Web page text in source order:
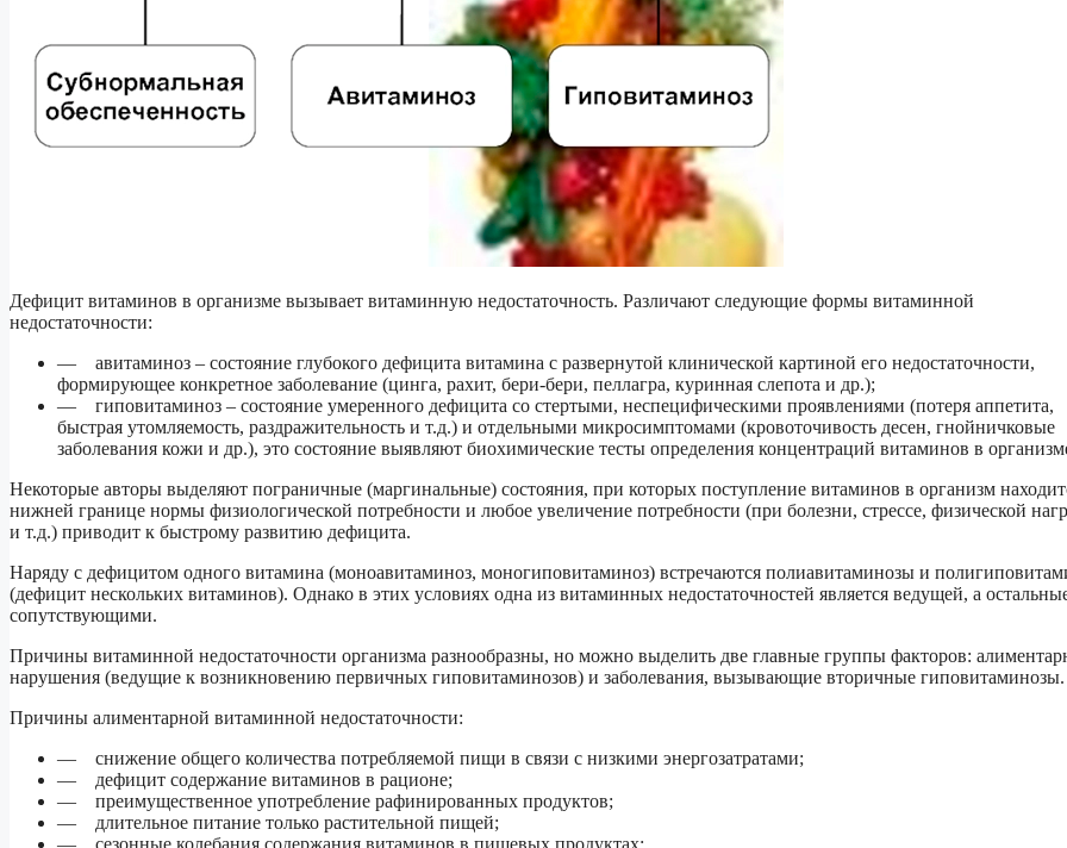
Дефицит витаминов в организме вызывает витаминную недостаточность. Различают следующие формы витаминной
недостаточности:
— авитаминоз – состояние глубокого дефицита витамина с развернутой клинической картиной его недостаточности,
формирующее конкретное заболевание (цинга, рахит, бери-бери, пеллагра, куринная слепота и др.);
— гиповитаминоз – состояние умеренного дефицита со стертыми, неспецифическими проявлениями (потеря аппетита,
быстрая утомляемость, раздражительность и т.д.) и отдельными микросимптомами (кровоточивость десен, гнойничковые
заболевания кожи и др.), это состояние выявляют биохимические тесты определения концентраций витаминов в
Некоторые авторы выделяют пограничные (маргинальные) состояния, при которых поступление витаминов в организм
нижней границе нормы физиологической потребности и любое увеличение потребности (при болезни, стрессе, физической
и т.д.) приводит к быстрому развитию дефицита.
Наряду с дефицитом одного витамина (моноавитаминоз, моногиповитаминоз) встречаются полиавитаминозы и
(дефицит нескольких витаминов). Однако в этих условиях одна из витаминных недостаточностей является ведущей, а
сопутствующими.
Причины витаминной недостаточности организма разнообразны, но можно выделить две главные группы факторов:
нарушения (ведущие к возникновению первичных гиповитаминозов) и заболевания, вызывающие вторичные гиповитаминозы.
Причины алиментарной витаминной недостаточности:
— снижение общего количества потребляемой пищи в связи с низкими энергозатратами;
— дефицит содержание витаминов в рационе;
— преимущественное употребление рафинированных продуктов;
— длительное питание только растительной пищей;
— сезонные колебания содержания витаминов в пищевых продуктах;